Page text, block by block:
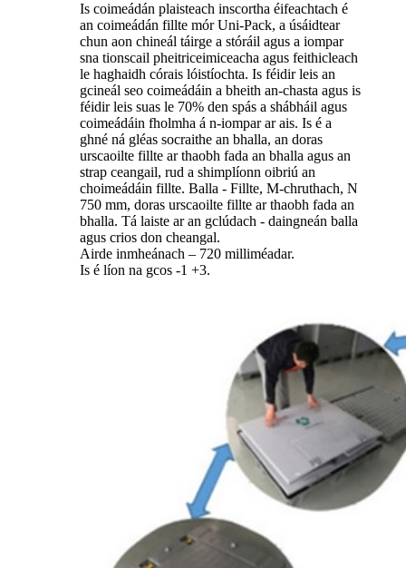
Is coimeádán plaisteach inscortha éifeachtach é
an coimeádán fillte mór Uni-Pack, a úsáidtear
chun aon chineál táirge a stóráil agus a iompar
sna tionscail pheitriceimiceacha agus feithicleach
le haghaidh córais lóistíochta. Is féidir leis an
gcineál seo coimeádáin a bheith an-chasta agus is
féidir leis suas le 70% den spás a shábháil agus
coimeádáin fholmha á n-iompar ar ais. Is é a
ghné ná gléas socraithe an bhalla, an doras
urscaoilte fillte ar thaobh fada an bhalla agus an
strap ceangail, rud a shimplíonn oibriú an
choimeádáin fillte. Balla - Fillte, M-chruthach, N
750 mm, doras urscaoilte fillte ar thaobh fada an
bhalla. Tá laiste ar an gclúdach - daingneán balla
agus crios don cheangal.
Airde inmheánach – 720 milliméadar.
Is é líon na gcos -1 +3.